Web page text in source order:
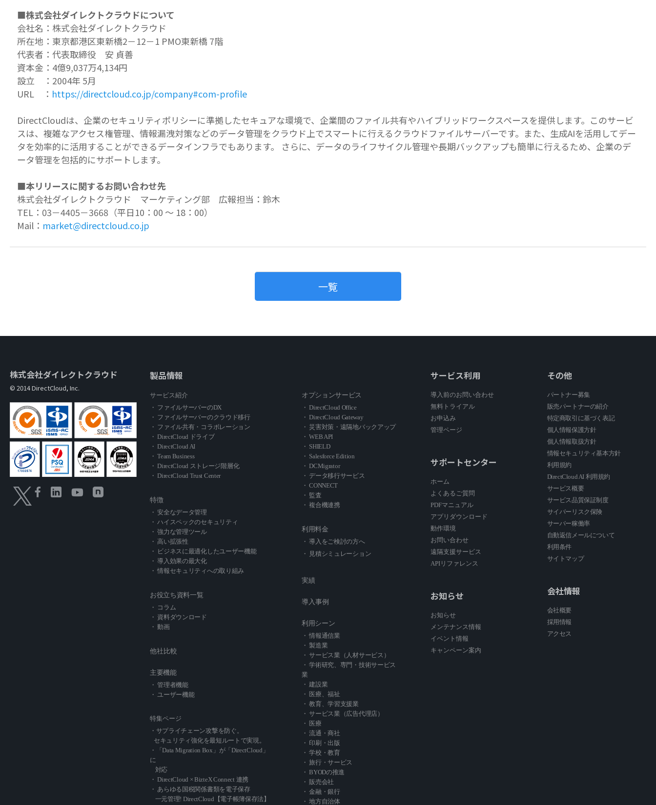
■株式会社ダイレクトクラウドについて
会社名：株式会社ダイレクトクラウド
所在地：東京都港区東新橋2－12－1 PMO東新橋 7階
代表者：代表取締役 安 貞善
資本金：4億9,037万4,134円
設立 ：2004年 5月
URL ： https://directcloud.co.jp/company#com-profile
DirectCloudは、企業のセキュリティポリシーに準拠したセキュアな環境で、企業間のファイル共有やハイブリッドワークスペースを提供します。このサービ
スは、複雑なアクセス権管理、情報漏洩対策などのデータ管理をクラウド上でスマートに行えるクラウドファイルサーバーです。また、生成AIを活用してデー
タを効率的に活用することができるデータインフラでもあります。 さらに、データのライフサイクル管理や長期バックアップも簡単に行えるため、企業のデ
ータ管理を包括的にサポートします。
■本リリースに関するお問い合わせ先
株式会社ダイレクトクラウド マーケティング部 広報担当：鈴木
TEL：03－4405－3668（平日10：00 ～ 18：00）
Mail： market@directcloud.co.jp
一覧
株式会社ダイレクトクラウド
© 2014 DirectCloud, Inc.
製品情報
サービス紹介
・ ファイルサーバーのDX
・ ファイルサーバーのクラウド移行
・ ファイル共有・コラボレーション
・ DirectCloud ドライブ
・ DirectCloud AI
・ Team Business
・ DirectCloud ストレージ階層化
・ DirectCloud Trust Center
特徴
・ 安全なデータ管理
・ ハイスペックのセキュリティ
・ 強力な管理ツール
・ 高い拡張性
・ ビジネスに最適化したユーザー機能
・ 導入効果の最大化
・ 情報セキュリティへの取り組み
お役立ち資料一覧
・ コラム
・ 資料ダウンロード
・ 動画
他社比較
主要機能
・ 管理者機能
・ ユーザー機能
特集ページ
・サプライチェーン攻撃を防ぐ。
セキュリティ強化を最短ルートで実現。
・「Data Migration Box」が「DirectCloud」
に
対応
・ DirectCloud × BizteX Connect 連携
・ あらゆる国税関係書類を電子保存
一元管理! DirectCloud【電子帳簿保存法】
オプションサービス
・ DirectCloud Office
・ DirectCloud Gateway
・ 災害対策・遠隔地バックアップ
・ WEB API
・ SHIELD
・ Salesforce Edition
・ DCMigrator
・ データ移行サービス
・ CONNECT
・ 監査
・ 複合機連携
利用料金
・ 導入をご検討の方へ
・ 見積シミュレーション
実績
導入事例
利用シーン
・ 情報通信業
・ 製造業
・ サービス業（人材サービス）
・ 学術研究、専門・技術サービス
業
・ 建設業
・ 医療、福祉
・ 教育、学習支援業
・ サービス業（広告代理店）
・ 医療
・ 流通・商社
・ 印刷・出版
・ 学校・教育
・ 旅行・サービス
・ BYODの推進
・ 販売会社
・ 金融・銀行
・ 地方自治体
サービス利用
導入前のお問い合わせ
無料トライアル
お申込み
管理ページ
サポートセンター
ホーム
よくあるご質問
PDFマニュアル
アプリダウンロード
動作環境
お問い合わせ
遠隔支援サービス
APIリファレンス
お知らせ
お知らせ
メンテナンス情報
イベント情報
キャンペーン案内
その他
パートナー募集
販売パートナーの紹介
特定商取引に基づく表記
個人情報保護方針
個人情報取扱方針
情報セキュリティ基本方針
利用規約
DirectCloud AI 利用規約
サービス概要
サービス品質保証制度
サイバーリスク保険
サーバー稼働率
自動返信メールについて
利用条件
サイトマップ
会社情報
会社概要
採用情報
アクセス